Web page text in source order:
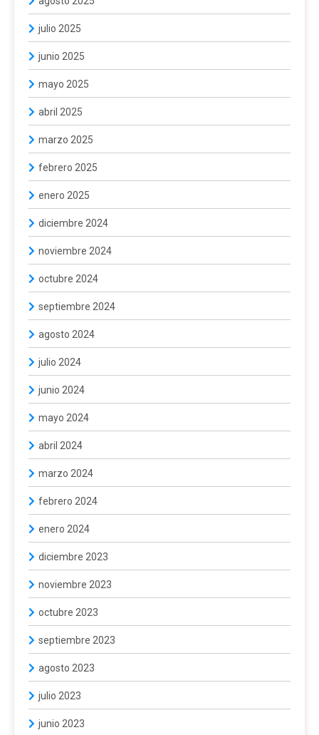
julio 2025
junio 2025
mayo 2025
abril 2025
marzo 2025
febrero 2025
enero 2025
diciembre 2024
noviembre 2024
octubre 2024
septiembre 2024
agosto 2024
julio 2024
junio 2024
mayo 2024
abril 2024
marzo 2024
febrero 2024
enero 2024
diciembre 2023
noviembre 2023
octubre 2023
septiembre 2023
agosto 2023
julio 2023
junio 2023